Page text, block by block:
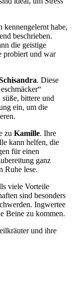
kennengelernt habe,
beschrieben.
die ⁤geistige
probiert⁢ und war
. Diese‌
bittere und
ein, um⁢ die
zu Kamille. Ihre
kann helfen, die
für einen
ganz
Ruhe lese.
viele Vorteile
‌sind besonders​
Ingwertee
Beine zu kommen.
‍und ihre